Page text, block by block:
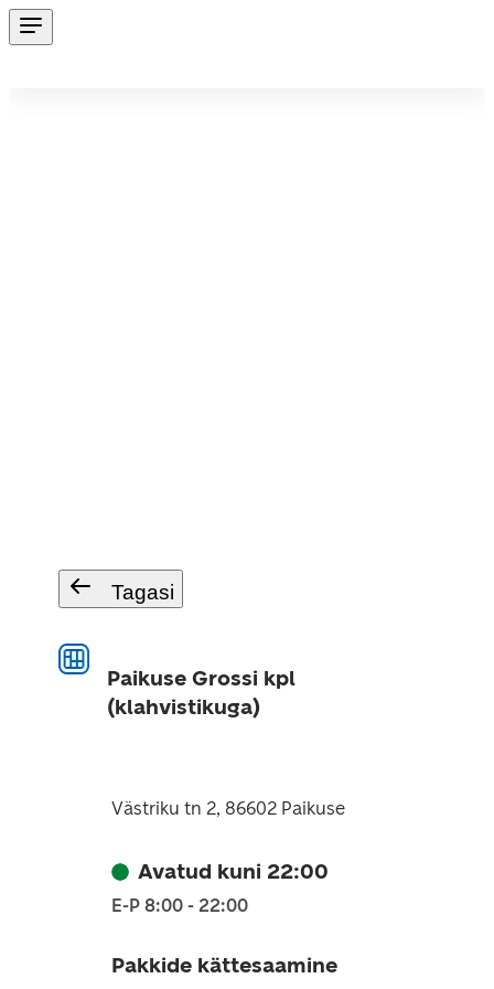
Tagasi
Paikuse Grossi kpl
(klahvistikuga)
Västriku tn 2, 86602 Paikuse
Avatud kuni 22:00
E-P 8:00 - 22:00
Pakkide kättesaamine